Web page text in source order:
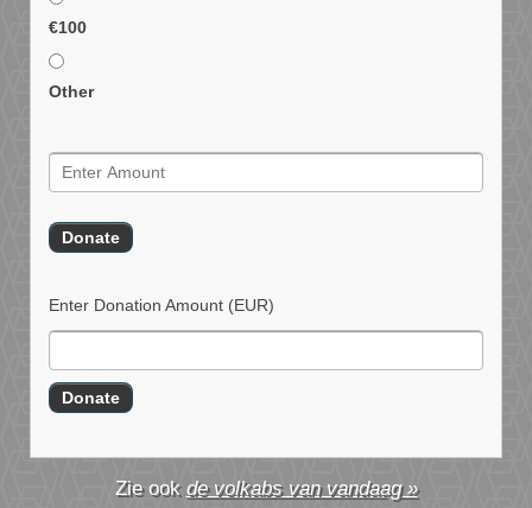
€100
Other
Enter Donation Amount (EUR)
de volkabs van vandaag »